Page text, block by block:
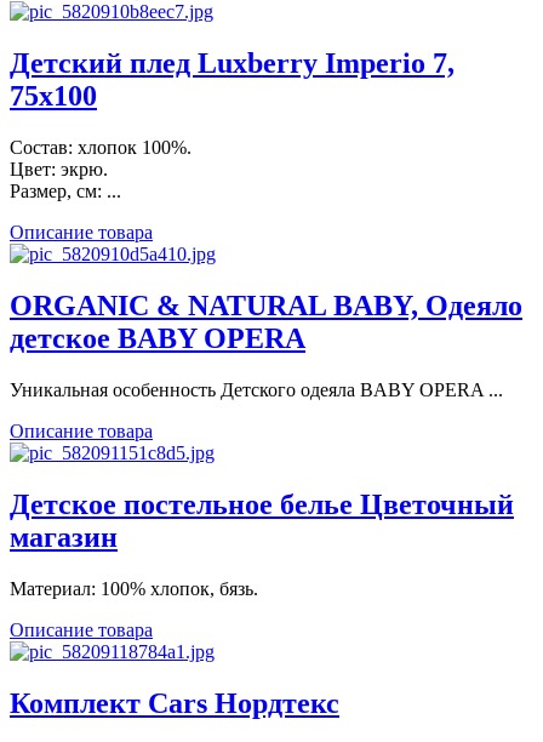
Детский плед Luxberry Imperio 7,
75х100
Состав: хлопок 100%.
Цвет: экрю.
Размер, см: ...
Описание товара
ORGANIC & NATURAL BABY, Одеяло
детское BABY OPERA
Уникальная особенность Детского одеяла BABY OPERA ...
Описание товара
Детское постельное белье Цветочный
магазин
Материал: 100% хлопок, бязь.
Описание товара
Комплект Cars Нордтекс